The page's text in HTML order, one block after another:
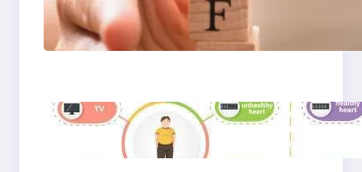
Gaya Hidup Seimbang
2025: Kesehatan
Mental, Produktivitas,
Gaya Hidup Sehat
2025: Antara Tren,
Teknologi, dan